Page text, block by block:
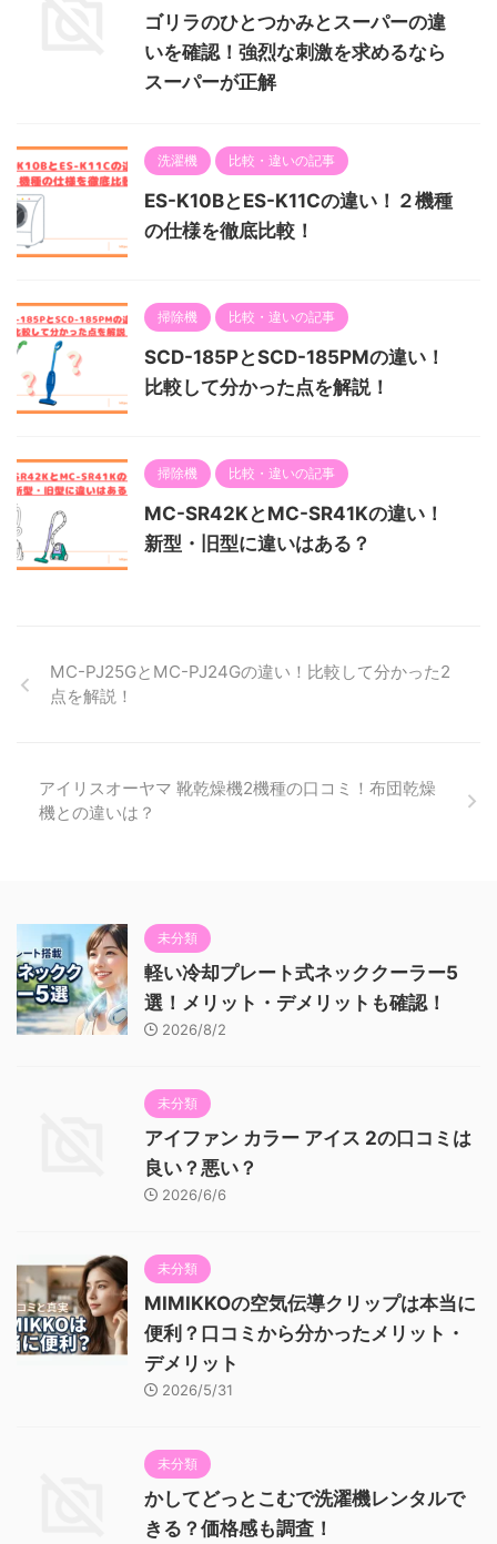
ゴリラのひとつかみとスーパーの違
いを確認！強烈な刺激を求めるなら
スーパーが正解
洗濯機 比較・違いの記事
ES-K10BとES-K11Cの違い！２機種
の仕様を徹底比較！
掃除機 比較・違いの記事
SCD-185PとSCD-185PMの違い！
比較して分かった点を解説！
掃除機 比較・違いの記事
MC-SR42KとMC-SR41Kの違い！
新型・旧型に違いはある？
MC-PJ25GとMC-PJ24Gの違い！比較して分かった2
点を解説！
アイリスオーヤマ 靴乾燥機2機種の口コミ！布団乾燥
機との違いは？
未分類
軽い冷却プレート式ネッククーラー5
選！メリット・デメリットも確認！
2026/8/2
未分類
アイファン カラー アイス 2の口コミは
良い？悪い？
2026/6/6
未分類
MIMIKKOの空気伝導クリップは本当に
便利？口コミから分かったメリット・
デメリット
2026/5/31
未分類
かしてどっとこむで洗濯機レンタルで
きる？価格感も調査！